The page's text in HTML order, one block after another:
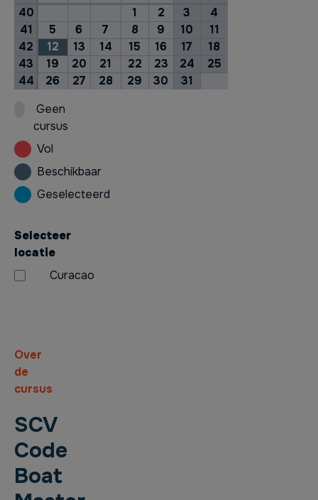
40
1 2 3
4
41
5 6 7 8 9 10
11
42
12 13 14 15 16 17
18
43
19 20 21 22 23 24
25
44
26 27 28 29 30
31
Geen
cursus
Vol
Beschikbaar
Geselecteerd
Selecteer
locatie
Curacao
Over
de
cursus
SCV
Code
Boat